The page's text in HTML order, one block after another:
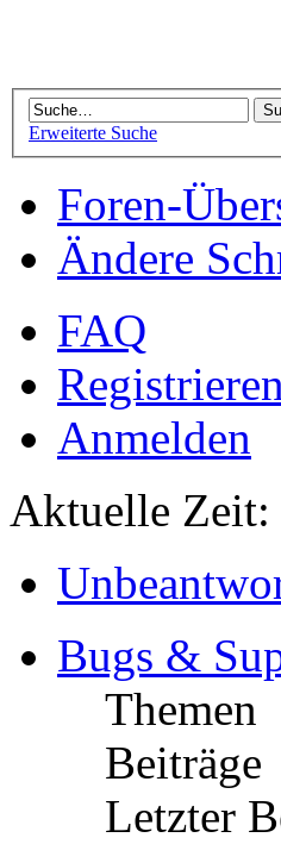
Erweiterte Suche
Foren-
Ändere
FAQ
Registrieren
Anmelden
Aktuelle Zeit:
Bugs &
Themen
Beiträge
Letzter